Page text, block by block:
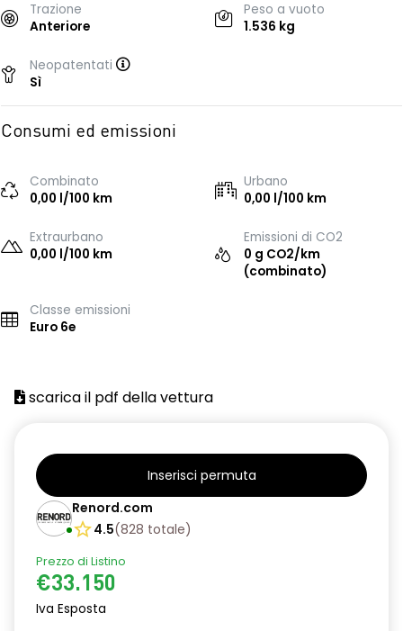
Trazione
Anteriore
Peso a vuoto
1.536 kg
Neopatentati
Sì
Consumi ed emissioni
Combinato
0,00 l/100 km
Urbano
0,00 l/100 km
Extraurbano
0,00 l/100 km
Emissioni di CO2
0 g CO2/km
(combinato)
Classe emissioni
Euro 6e
scarica il pdf della vettura
Inserisci permuta
Renord.com
4.5(828 totale)
Prezzo di Listino
€33.150
Iva Esposta